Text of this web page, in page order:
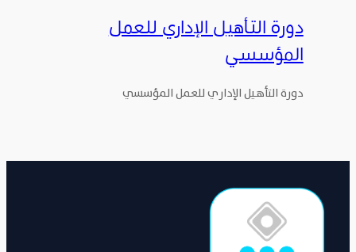
دورة التأهيل الإداري للعمل
المؤسسي
دورة التأهيل الإداري للعمل المؤسسي